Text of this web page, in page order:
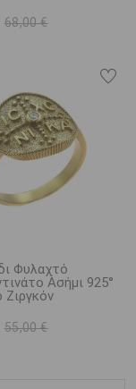
68,00 €
Φυλαχτό
Ασήμι 925°
Ζιργκόν
55,00 €